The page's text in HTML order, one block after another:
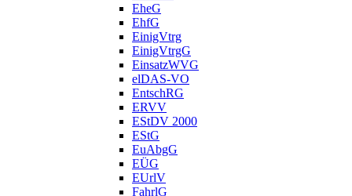
EheG
EhfG
EinigVtrg
EinigVtrgG
EinsatzWVG
elDAS-VO
EntschRG
ERVV
EStDV 2000
EStG
EuAbgG
EÜG
EUrlV
FahrlG